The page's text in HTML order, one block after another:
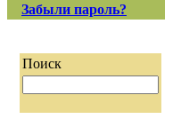
Забыли пароль?
Поиск